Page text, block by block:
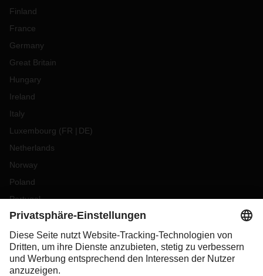
Finland
France
Germany
Great Britain
Hungary
Ireland
Italy
Luxembourg (FR DE)
Netherlands
Norway
Poland
Portugal
Romania
Slovakia
Spain
Sweden